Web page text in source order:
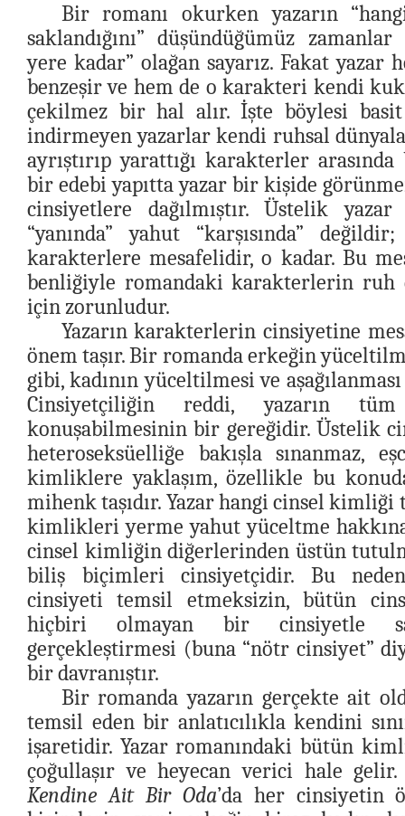
Bir romanı okurken yazarın
saklandığını” düşündüğümüz
yere kadar” olağan sayarız. Fakat yazar
benzeşir ve hem de o karakteri kendi
çekilmez bir hal alır. İşte böylesi
indirmeyen yazarlar kendi ruhsal
ayrıştırıp yarattığı karakterler
bir edebi yapıtta yazar bir kişide
cinsiyetlere dağılmıştır. Üstelik
“yanında” yahut “karşısında”
karakterlere mesafelidir, o kadar. Bu
benliğiyle romandaki karakterlerin ruh
için zorunludur.
Yazarın karakterlerin cinsiyetine
önem taşır. Bir romanda erkeğin
gibi, kadının yüceltilmesi ve
Cinsiyetçiliğin reddi, yazarın
konuşabilmesinin bir gereğidir. Üstelik
heteroseksüelliğe bakışla sınanmaz,
kimliklere yaklaşım, özellikle bu
mihenk taşıdır. Yazar hangi cinsel kimliği
kimlikleri yerme yahut yüceltme
cinsel kimliğin diğerlerinden üstün
biliş biçimleri cinsiyetçidir. Bu
cinsiyeti temsil etmeksizin, bütün
hiçbiri olmayan bir cinsiyetle
gerçekleştirmesi (buna “nötr cinsiyet”
bir davranıştır.
Bir romanda yazarın gerçekte ait
temsil eden bir anlatıcılıkla kendini
işaretidir. Yazar romanındaki bütün
çoğullaşır ve heyecan verici hale
Kendine Ait Bir Oda’da her cinsiyetin